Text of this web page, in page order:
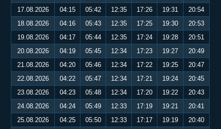
17.08.2026
04:15 05:42 12:35 17:26 19:31
20:54
18.08.2026
04:16 05:43 12:35 17:25 19:30
20:53
19.08.2026
04:17 05:44 12:35 17:24 19:28
20:51
20.08.2026
04:19 05:45 12:34 17:23 19:27
20:49
21.08.2026
04:20 05:46 12:34 17:22 19:25
20:47
22.08.2026
04:22 05:47 12:34 17:21 19:24
20:45
23.08.2026
04:23 05:48 12:34 17:20 19:22
20:43
24.08.2026
04:24 05:49 12:33 17:19 19:21
20:41
25.08.2026
04:25 05:50 12:33 17:17 19:19
20:40